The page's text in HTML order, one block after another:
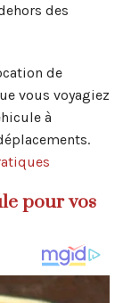
des
de
vous voyagiez
à
pour vos